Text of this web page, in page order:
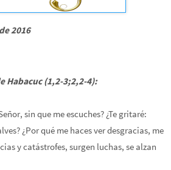
2016
Habacuc (1,2-3;2,2-4):
sin que me escuches? ¿Te gritaré:
¿Por qué me haces ver desgracias, me
y catástrofes, surgen luchas, se alzan